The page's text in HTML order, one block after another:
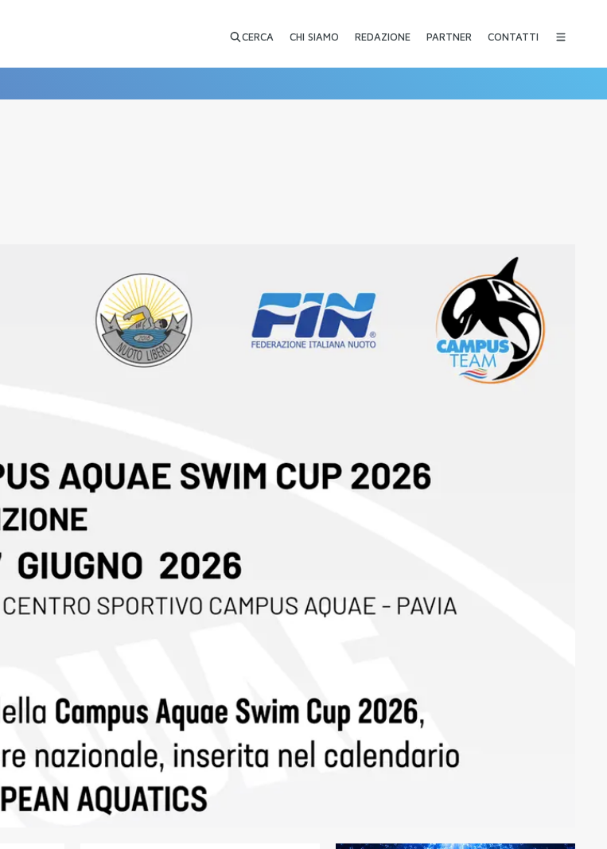
CERCA CHI SIAMO REDAZIONE PARTNER CONTATTI